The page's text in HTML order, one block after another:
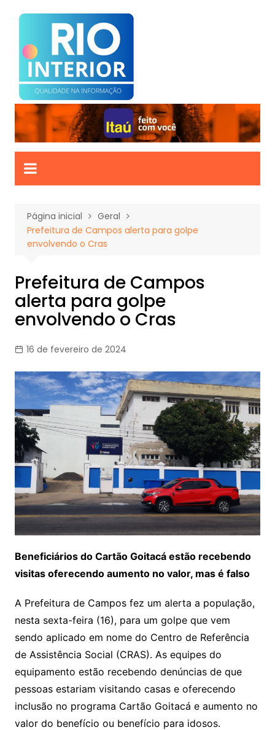
para
conteúdo
Página inicial
Geral
Prefeitura de Campos alerta para golpe
envolvendo o Cras
Prefeitura de Campos
alerta para golpe
envolvendo o Cras
16 de fevereiro de 2024
Beneficiários do Cartão Goitacá estão recebendo
visitas oferecendo aumento no valor, mas é falso
A Prefeitura de Campos fez um alerta a população,
nesta sexta-feira (16), para um golpe que vem
sendo aplicado em nome do Centro de Referência
de Assistência Social (CRAS). As equipes do
equipamento estão recebendo denúncias de que
pessoas estariam visitando casas e oferecendo
inclusão no programa Cartão Goitacá e aumento no
valor do benefício ou benefício para idosos.